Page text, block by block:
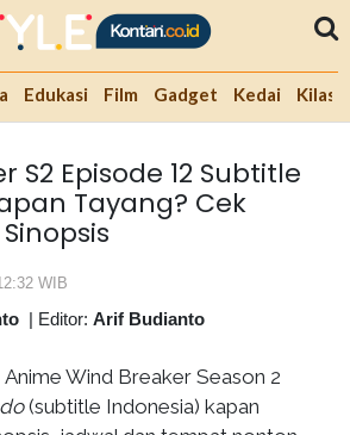
Edukasi Film Gadget Kedai Kilas
S2 Episode 12 Subtitle
Tayang? Cek
WIB
| Editor: Arif Budianto
Anime Wind Breaker Season 2
(subtitle Indonesia) kapan